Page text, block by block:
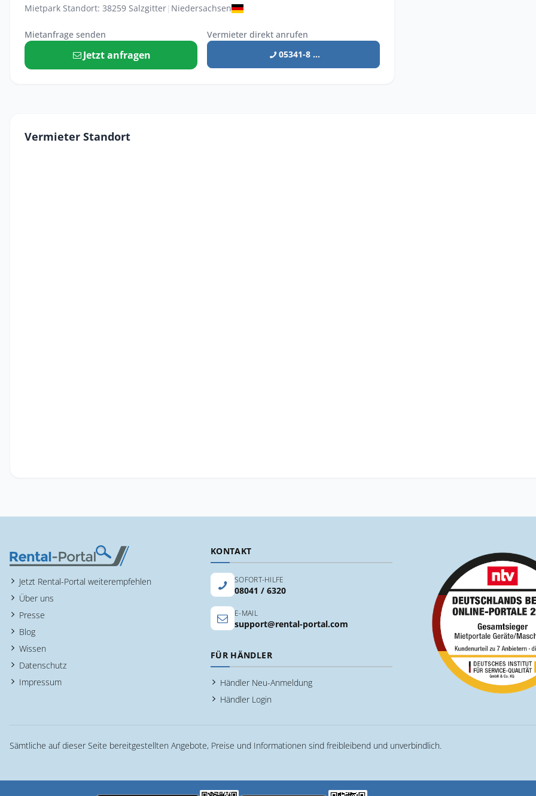
Mietpark Standort: 38259 Salzgitter| Niedersachsen
Mietanfrage senden
Jetzt anfragen
Vermieter direkt anrufen
05341-8 ...
Vermieter Standort
Jetzt Rental-Portal weiterempfehlen
Über uns
Presse
Blog
Wissen
Datenschutz
Impressum
KONTAKT
SOFORT-HILFE
08041 / 6320
E-MAIL
support@rental-portal.com
FÜR HÄNDLER
Händler Neu-Anmeldung
Händler Login
Sämtliche auf dieser Seite bereitgestellten Angebote, Preise und Informationen sind freibleibend und unverbindlich.